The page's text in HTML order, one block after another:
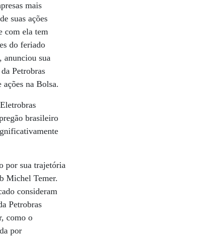
mais
suas ações
com ela tem
do feriado
anunciou sua
Petrobras
na Bolsa.
brasileiro
por sua trajetória
Michel Temer.
consideram
Petrobras
como o
por